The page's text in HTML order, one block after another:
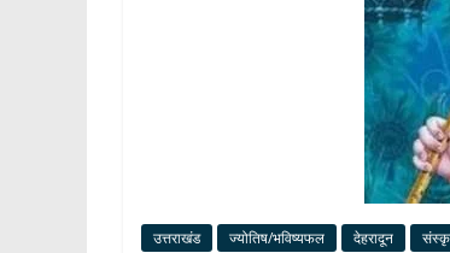
उत्तराखंड ज्योतिष/भविष्यफल देहरादून